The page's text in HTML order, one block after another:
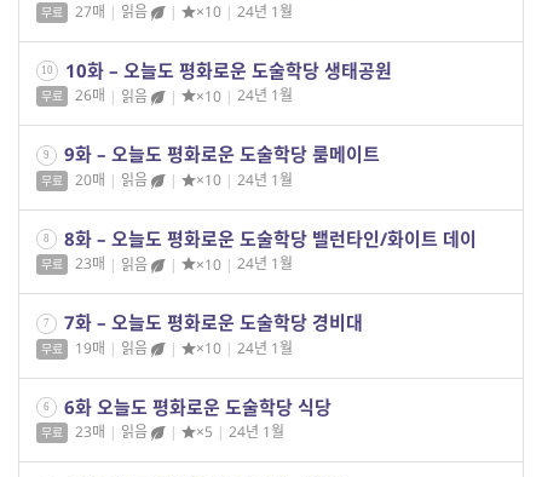
무료 27매 | 읽음 | ×10 | 24년 1월
10 10화 – 오늘도 평화로운 도술학당 생태공원
무료 26매 | 읽음 | ×10 | 24년 1월
9 9화 – 오늘도 평화로운 도술학당 룸메이트
무료 20매 | 읽음 | ×10 | 24년 1월
8 8화 – 오늘도 평화로운 도술학당 밸런타인/화이트 데이
무료 23매 | 읽음 | ×10 | 24년 1월
7 7화 – 오늘도 평화로운 도술학당 경비대
무료 19매 | 읽음 | ×10 | 24년 1월
6 6화 오늘도 평화로운 도술학당 식당
무료 23매 | 읽음 | ×5 | 24년 1월